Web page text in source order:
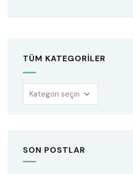
TÜM KATEGORILER
SON POSTLAR